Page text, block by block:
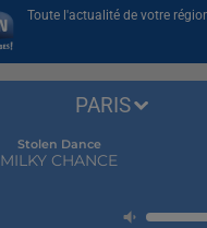
Toute l'actualité de votre
Stolen Dance
MILKY CHANCE
PARIS